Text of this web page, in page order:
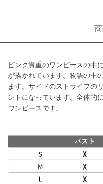
ピンク貴重のワンピースの中
が描かれています。物語の中
ます。サイドのストライプの
ントになっています。全体的
ワンピースです。